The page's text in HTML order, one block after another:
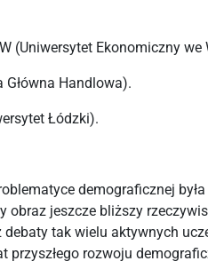
(Uniwersytet Ekonomiczny we
Główna Handlowa).
Łódzki).
demograficznej
jeszcze bliższy
tak wielu aktywnych
rozwoju